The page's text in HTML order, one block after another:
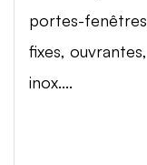
portes-
fixes,
inox....